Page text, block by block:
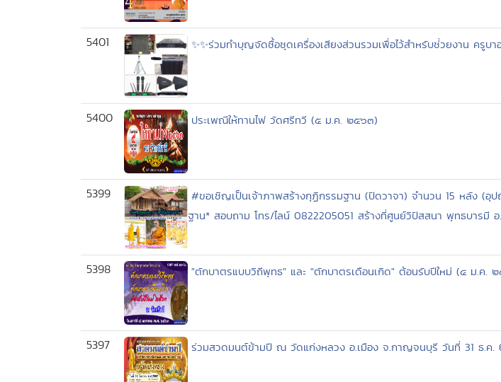
5401 ✨✨ร่วมทำบุญจัดซื้อชุดเครื่องเสียงส่วนรวมเพื่อไว้สำหรับช่่วยงาน ครูบา
5400 ประเพณีให้ทานไฟ วัดศรีทวี (๕ ม.ค. ๒๕๖๓)
5399
#ขอเชิญเป็นเจ้าภาพสร้างกุฏิกรรมฐาน (ปิดวาจา) จำนวน 15 หลัง (อุ
ฐาน* สอบถาม โทร/ไลน์ 0822205051 สร้างที่ศูนย์วิปัสสนา พุทธบารมี
5398 "ตักบาตรแบบวิถีพุทธ" และ "ตักบาตรเดือนเกิด" ต้อนรับปีใหม่ (๔ ม.ค.
5397 ร่วมสวดมนต์ข้ามปี ณ วัดแก่งหลวง อ.เมือง จ.กาญจนบุรี วันที่ 31 ธ.ค.